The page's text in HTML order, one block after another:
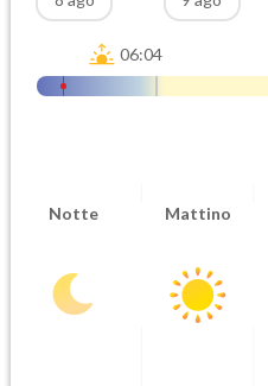
06:04
Notte Mattino